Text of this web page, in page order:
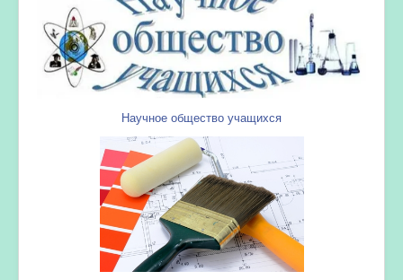
Научное общество учащихся